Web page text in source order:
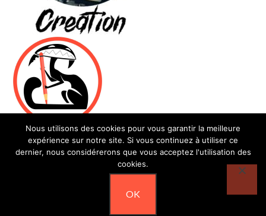
protection des furets loi 1901
Nous utilisons des cookies pour vous garantir la meilleure
expérience sur notre site. Si vous continuez à utiliser ce
dernier, nous considérerons que vous acceptez l'utilisation des
cookies.
OK